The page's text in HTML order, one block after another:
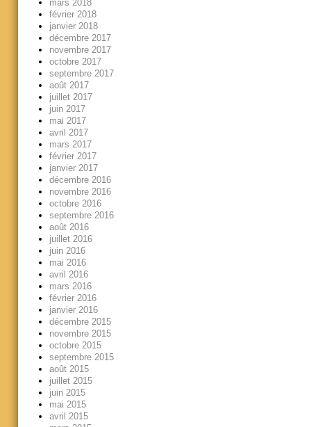
mars 2018
février 2018
janvier 2018
décembre 2017
novembre 2017
octobre 2017
septembre 2017
août 2017
juillet 2017
juin 2017
mai 2017
avril 2017
mars 2017
février 2017
janvier 2017
décembre 2016
novembre 2016
octobre 2016
septembre 2016
août 2016
juillet 2016
juin 2016
mai 2016
avril 2016
mars 2016
février 2016
janvier 2016
décembre 2015
novembre 2015
octobre 2015
septembre 2015
août 2015
juillet 2015
juin 2015
mai 2015
avril 2015